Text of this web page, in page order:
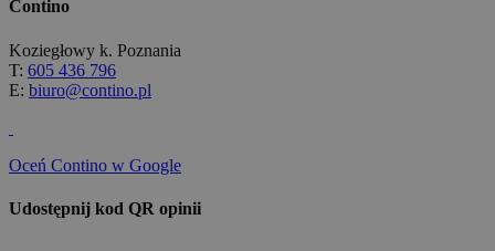
Contino
Koziegłowy k. Poznania
T: 605 436 796
E: biuro@contino.pl
Oceń Contino w Google
Udostępnij kod QR opinii